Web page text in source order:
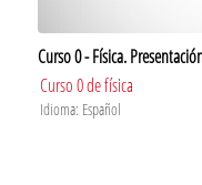
Curso 0 - Física.
Curso 0 de física
Idioma: Español